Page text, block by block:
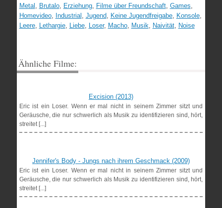
Metal
Brutalo, Erziehung, Filme über Freundschaft, Games
Homevideo, Industrial Jugend, Keine Jugendfreigabe, Konsole,
Leere, Lethargie, Liebe, Loser, Macho, Musik Naivität, Noise
Ähnliche Filme:
Excision (2013)
Eric ist ein Loser. Wenn er mal nicht in seinem Zimmer sitzt und
Geräusche, die nur schwerlich als Musik zu identifizieren sind, hört,
streitet [...]
Jennifer's Body - Jungs nach ihrem Geschmack (2009)
Eric ist ein Loser. Wenn er mal nicht in seinem Zimmer sitzt und
Geräusche, die nur schwerlich als Musik zu identifizieren sind, hört,
streitet [...]